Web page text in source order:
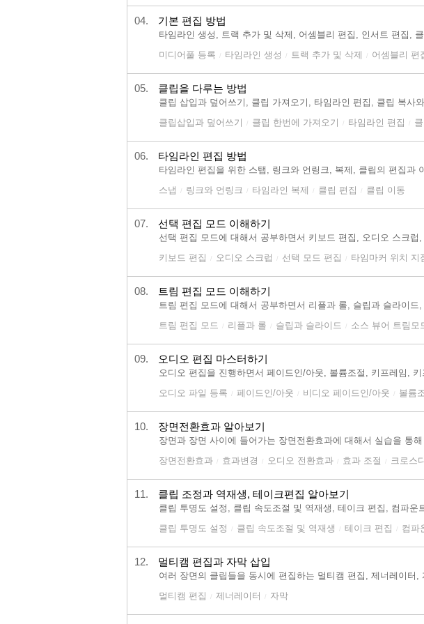
04. 기본 편집 방법
타임라인 생성, 트랙 추가 및 삭제, 어셈블리 편집, 인서트 편집,
미디어풀 등록
타임라인 생성 트랙 추가 및 삭제 어셈블리 편
05. 클립을 다루는 방법
클립 삽입과 덮어쓰기, 클립 가져오기, 타임라인 편집, 클립 복사
클립삽입과 덮어쓰기
클립 한번에 가져오기 타임라인 편집
06. 타임라인 편집 방법
타임라인 편집을 위한 스탭, 링크와 언링크, 복제, 클립의 편집과
스냅
링크와 언링크 타임라인 복제 클립 편집 클립 이동
07. 선택 편집 모드 이해하기
선택 편집 모드에 대해서 공부하면서 키보드 편집, 오디오 스크
키보드 편집
오디오 스크럽 선택 모드 편집 타임마커 위치 지
08. 트림 편집 모드 이해하기
트림 편집 모드에 대해서 공부하면서 리플과 롤, 슬립과 슬라이
트림 편집 모드
리플과 롤 슬립과 슬라이드 소스 뷰어 트림모
09. 오디오 편집 마스터하기
오디오 편집을 진행하면서 페이드인/아웃, 볼륨조절, 키프레임,
오디오 파일 등록
페이드인/아웃 비디오 페이드인/아웃 볼륨
10. 장면전환효과 알아보기
장면과 장면 사이에 들어가는 장면전환효과에 대해서 실습을 통
장면전환효과
효과변경 오디오 전환효과 효과 조절 크로스
11. 클립 조정과 역재생, 테이크편집 알아보기
클립 투명도 설정, 클립 속도조절 및 역재생, 테이크 편집, 컴파운
클립 투명도 설정
클립 속도조절 및 역재생 테이크 편집 컴파
12. 멀티캠 편집과 자막 삽입
여러 장면의 클립들을 동시에 편집하는 멀티캠 편집, 제너레이터,
멀티캠 편집
제너레이터 자막